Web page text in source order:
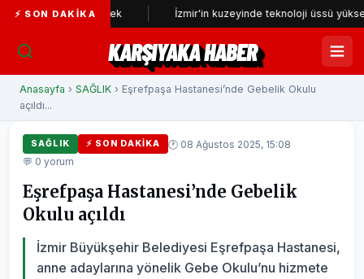
⚡ SON DAKIKA
incelenecek İzmir'in kuzeyinde teknoloji üssü yükseliyor
KARŞIYAKA HABER
Anasayfa › SAĞLIK › Eşrefpaşa Hastanesi’nde Gebelik Okulu
açıldı...
SAĞLIK ⚡ SON DAKIKA
🕐 08 Ağustos 2025, 15:08
💬 0 yorum
Eşrefpaşa Hastanesi’nde Gebelik
Okulu açıldı
İzmir Büyükşehir Belediyesi Eşrefpaşa Hastanesi,
anne adaylarına yönelik Gebe Okulu’nu hizmete